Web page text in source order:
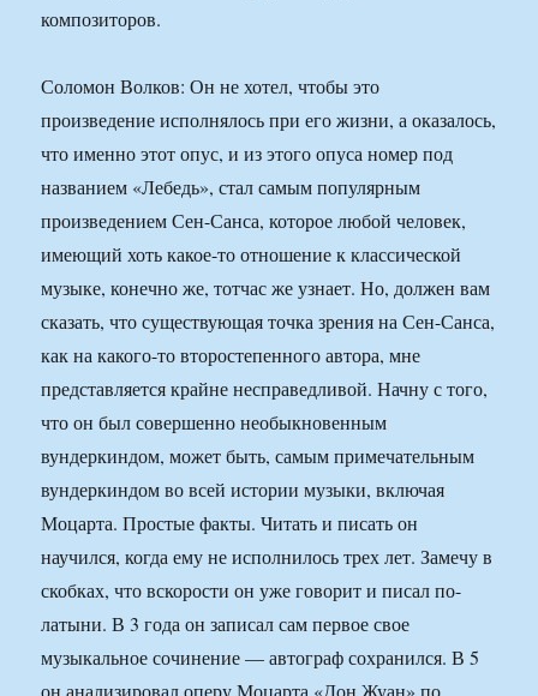
композиторов.
Соломон Волков: Он не хотел, чтобы это
произведение исполнялось при его жизни, а оказалось,
что именно этот опус, и из этого опуса номер под
названием «Лебедь», стал самым популярным
произведением Сен-Санса, которое любой человек,
имеющий хоть какое-то отношение к классической
музыке, конечно же, тотчас же узнает. Но, должен вам
сказать, что существующая точка зрения на Сен-Санса,
как на какого-то второстепенного автора, мне
представляется крайне несправедливой. Начну с того,
что он был совершенно необыкновенным
вундеркиндом, может быть, самым примечательным
вундеркиндом во всей истории музыки, включая
Моцарта. Простые факты. Читать и писать он
научился, когда ему не исполнилось трех лет. Замечу в
скобках, что вскорости он уже говорит и писал по-
латыни. В 3 года он записал сам первое свое
музыкальное сочинение — автограф сохранился. В 5